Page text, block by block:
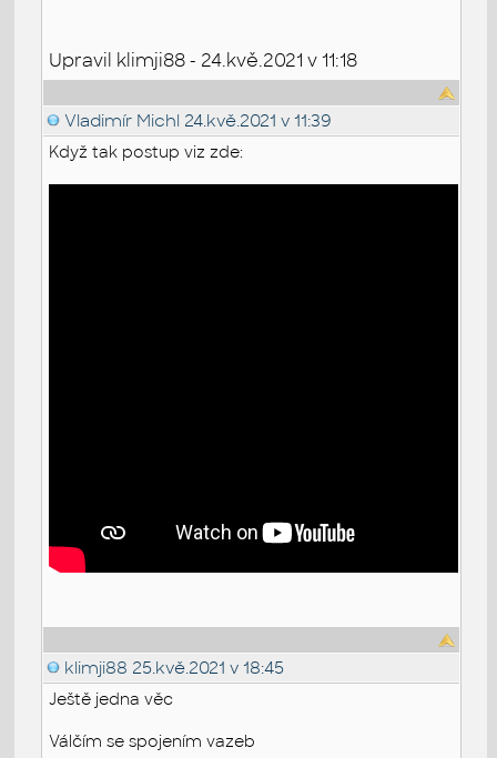
Upravil klimji88 - 24.kvě.2021 v 11:18
Vladimír Michl 24.kvě.2021 v 11:39
Když tak postup viz zde:
klimji88 25.kvě.2021 v 18:45
Ještě jedna věc
Válčím se spojením vazeb